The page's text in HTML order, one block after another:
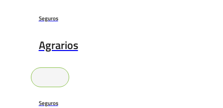
Seguros
Agrarios
Seguros